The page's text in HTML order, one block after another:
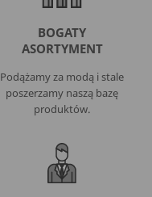
BOGATY
ASORTYMENT
Podążamy za modą i stale
poszerzamy naszą bazę
produktów.